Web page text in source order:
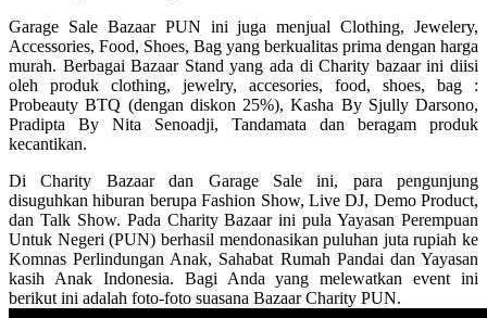
Garage Sale Bazaar PUN ini juga menjual Clothing, Jewelery,
Accessories, Food, Shoes, Bag yang berkualitas prima dengan harga
murah. Berbagai Bazaar Stand yang ada di Charity bazaar ini diisi
oleh produk clothing, jewelry, accesories, food, shoes, bag :
Probeauty BTQ (dengan diskon 25%), Kasha By Sjully Darsono,
Pradipta By Nita Senoadji, Tandamata dan beragam produk
kecantikan.
Di Charity Bazaar dan Garage Sale ini, para pengunjung
disuguhkan hiburan berupa Fashion Show, Live DJ, Demo Product,
dan Talk Show. Pada Charity Bazaar ini pula Yayasan Perempuan
Untuk Negeri (PUN) berhasil mendonasikan puluhan juta rupiah ke
Komnas Perlindungan Anak, Sahabat Rumah Pandai dan Yayasan
kasih Anak Indonesia. Bagi Anda yang melewatkan event ini
berikut ini adalah foto-foto suasana Bazaar Charity PUN.